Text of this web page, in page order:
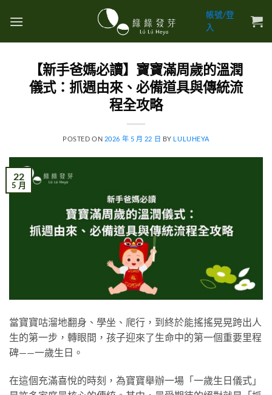
帳號/登
入
【新手爸媽必讀】寶寶滿周歲的溫潤
儀式：抓週由來、必備道具與傳統流
程全攻略
POSTED ON 2026 年 5 月 22 日 BY LULUHEYA
22
5 月
當寶寶咕溜地翻身、學坐、爬行，到終於能搖搖晃晃跨出人
生的第一步，轉眼間，孩子迎來了生命中的第一個重要里程
碑——一歲生日。
在這個充滿喜悅的時刻，為寶寶舉辦一場「一歲生日儀式」